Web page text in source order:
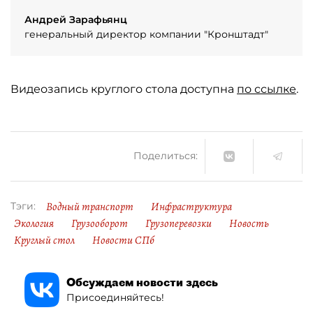
Андрей Зарафьянц
генеральный директор компании "Кронштадт"
Видеозапись круглого стола доступна по ссылке.
Поделиться:
Тэги: Водный транспорт
Инфраструктура
Экология
Грузооборот Грузоперевозки
Новость
Круглый стол
Новости СПб
Обсуждаем новости здесь
Присоединяйтесь!